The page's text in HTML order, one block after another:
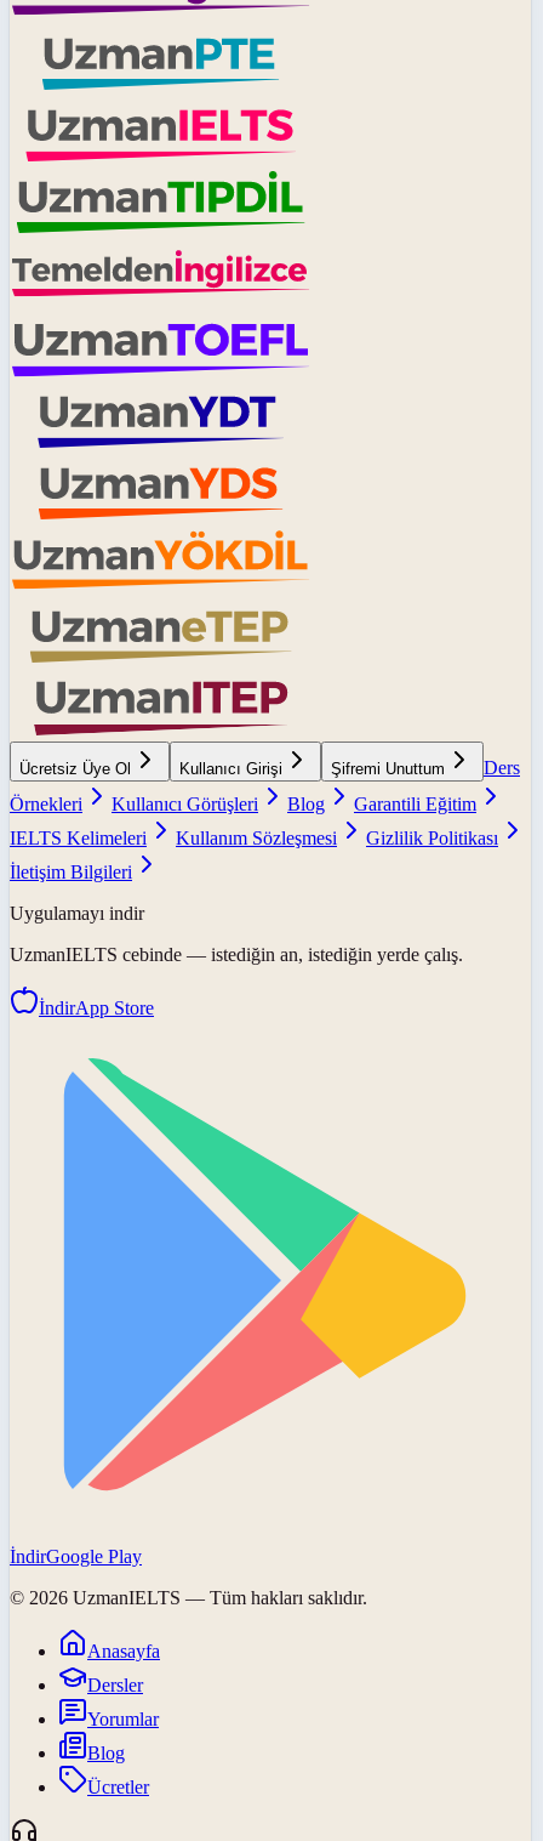
Ücretsiz Üye Ol Kullanıcı Girişi Şifremi Unuttum
Ders
Örnekleri
Kullanıcı Görüşleri Blog
Garantili Eğitim
IELTS Kelimeleri
Kullanım Sözleşmesi
Gizlilik Politikası
İletişim Bilgileri
Uygulamayı indir
UzmanIELTS cebinde — istediğin an, istediğin yerde çalış.
İndirApp Store
İndirGoogle Play
© 2026 UzmanIELTS — Tüm hakları saklıdır.
Anasayfa
Dersler
Yorumlar
Blog
Ücretler